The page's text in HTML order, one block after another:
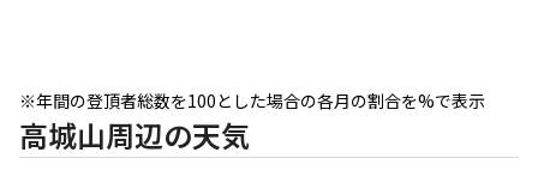
※年間の登頂者総数を100とした場合の各月の割合を%で表示
高城山周辺の天気